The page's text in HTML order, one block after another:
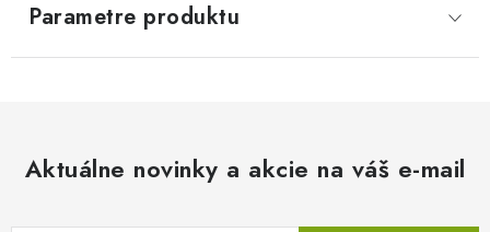
Parametre produktu
Aktuálne novinky a akcie na váš e-mail